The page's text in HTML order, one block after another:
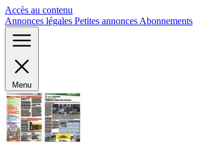
Accès au contenu
Annonces légales Petites annonces Abonnements
Menu
Panneau de gestion des cookies